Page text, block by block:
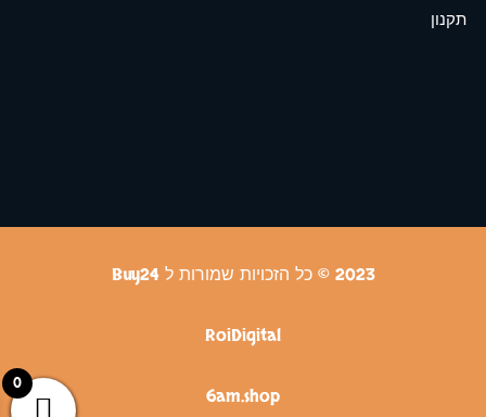
תקנון
2023 © כל הזכויות שמורות ל Buy24
RoiDigital
6am.shop
0